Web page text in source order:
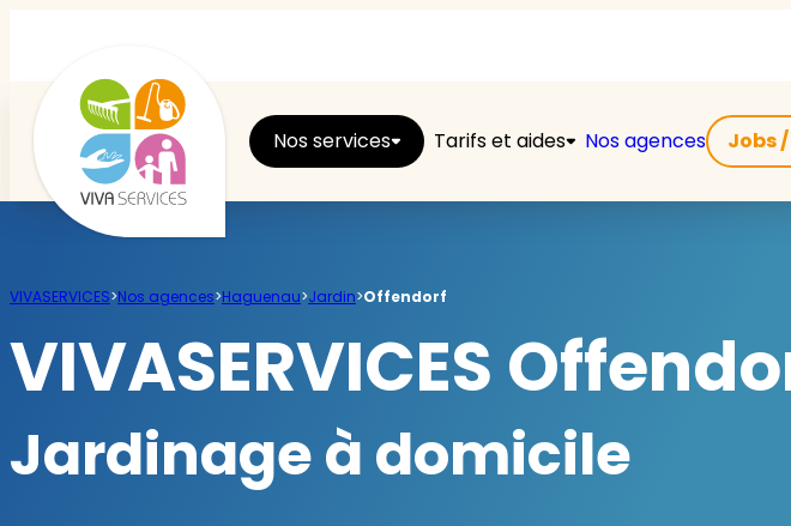
Nos services Tarifs et aides Nos agences Jobs
Repassage
Jardin
VIVASERVICES>Nos agences>Haguenau>Jardin>Offendorf
VIVASERVICES
Jardinage à domicile